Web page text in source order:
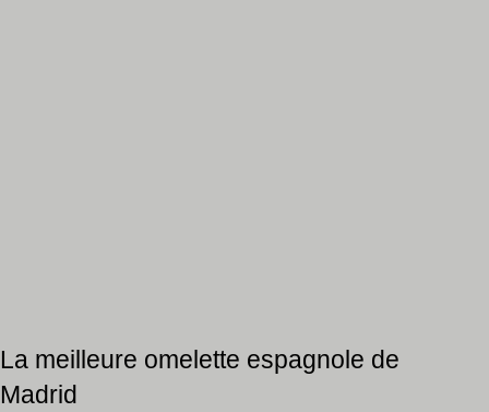
La meilleure omelette espagnole de
Madrid